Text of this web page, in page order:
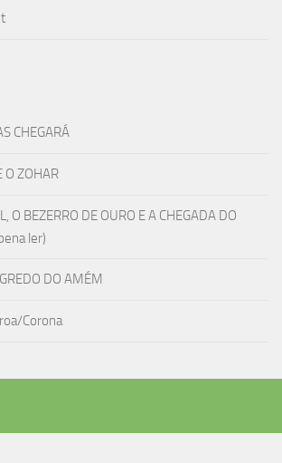
CHEGARÁ
O ZOHAR
O BEZERRO DE OURO E A CHEGADA DO
ler)
DO AMÉM
Corona